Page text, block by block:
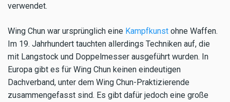
verwendet.
Wing Chun war ursprünglich eine Kampfkunst ohne Waffen.
Im 19. Jahrhundert tauchten allerdings Techniken auf, die
mit Langstock und Doppelmesser ausgeführt wurden. In
Europa gibt es für Wing Chun keinen eindeutigen
Dachverband, unter dem Wing Chun-Praktizierende
zusammengefasst sind. Es gibt dafür jedoch eine große